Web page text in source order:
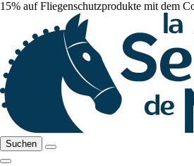
15% auf Fliegenschutzprodukte mit dem
Suchen